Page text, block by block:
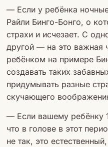
— Если у ребёнка
Райли Бинго-Бонго, о
страхи и исчезает. С
другой — на это важная
ребёнком на примере
создавать таких
придумывать разные
скучающего
— Если вашему ребёнку
что в голове в этот
не так, это